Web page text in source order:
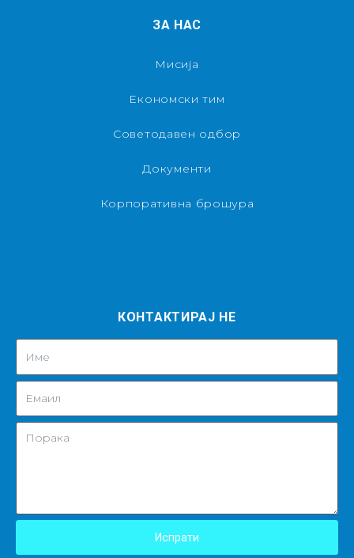
ЗА НАС
Мисија
Економски тим
Советодавен одбор
Документи
Корпоративна брошура
КОНТАКТИРАЈ НЕ
Испрати